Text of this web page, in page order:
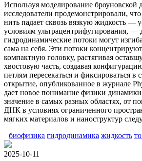
Используя моделирование броуновской
исследователи продемонстрировали,
нить падает сквозь вязкую жидкость —
условиям ультрацентрифугирования, —
гидродинамические потоки могут
сама на себя. Эти потоки
компактную головку, растягивая
хвостовую часть, создавая
петлям пересекаться и фиксироваться в
открытие, опубликованное в журнале
дает новое понимание физики
значение в самых разных областях, от
ДНК в условиях ограниченного
мягких материалов и наноструктур
биофизика гидродинамика жидкость
2025-10-11